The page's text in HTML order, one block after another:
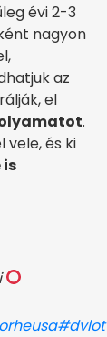
évi 2-3
nagyon
az
el
.
vele, és ki
is